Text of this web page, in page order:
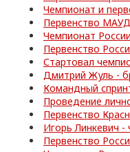
Чемпионат и
Первенство
Чемпионат
Первенство
Стартовал
Дмитрий Жуль -
Командный
Проведение
Первенство
Игорь Линкевич
Первенство